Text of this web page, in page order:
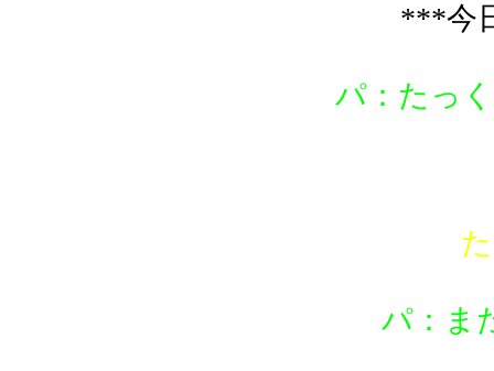
***今
パ：たっ
パ：ま